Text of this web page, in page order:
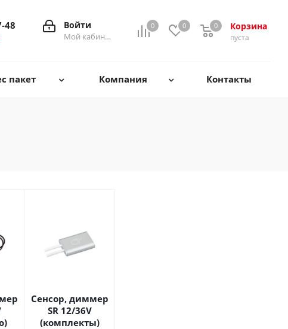
0 0 Корзина
0
пуста
0
Войти
Мой кабинет
48
пакет Компания Контакты
Сенсор, диммер
SR 12/36V
(комплекты)